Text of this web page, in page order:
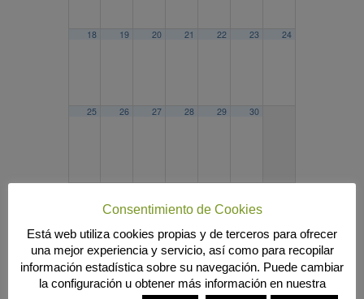
18 19 20 21 22 23 24
25 26 27 28 29 30
Búsqueda
MENÚ PRINCIPAL
Consentimiento de Cookies
Está web utiliza cookies propias y de terceros para ofrecer
una mejor experiencia y servicio, así como para recopilar
información estadística sobre su navegación. Puede cambiar
la configuración u obtener más información en nuestra